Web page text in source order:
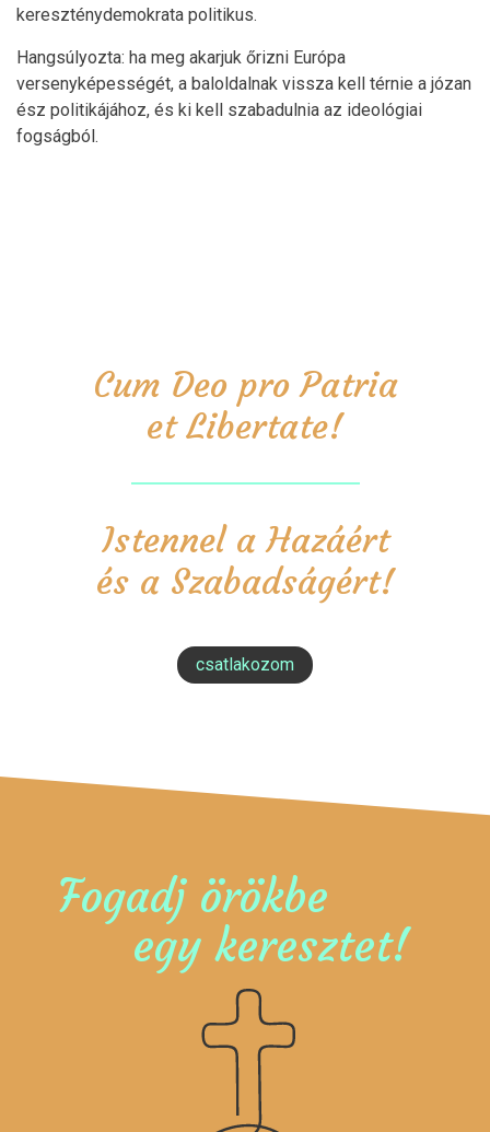
kereszténydemokrata politikus.
Hangsúlyozta: ha meg akarjuk őrizni Európa
versenyképességét, a baloldalnak vissza kell térnie a józan
ész politikájához, és ki kell szabadulnia az ideológiai
fogságból.
Cum Deo pro Patria
et Libertate!
Istennel a Hazáért
és a Szabadságért!
csatlakozom
Fogadj örökbe
egy keresztet!